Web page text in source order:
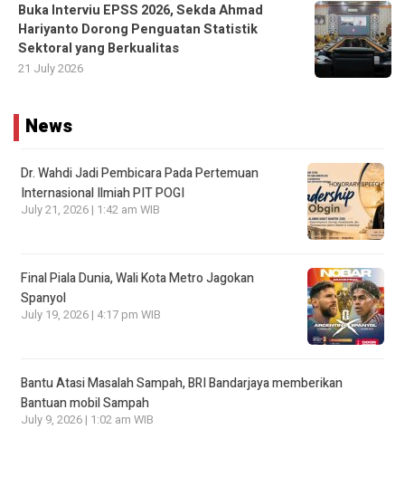
Buka Interviu EPSS 2026, Sekda Ahmad
Hariyanto Dorong Penguatan Statistik
Sektoral yang Berkualitas
21 July 2026
News
Dr. Wahdi Jadi Pembicara Pada Pertemuan
Internasional Ilmiah PIT POGI
July 21, 2026 | 1:42 am WIB
Final Piala Dunia, Wali Kota Metro Jagokan
Spanyol
July 19, 2026 | 4:17 pm WIB
Bantu Atasi Masalah Sampah, BRI Bandarjaya memberikan
Bantuan mobil Sampah
July 9, 2026 | 1:02 am WIB